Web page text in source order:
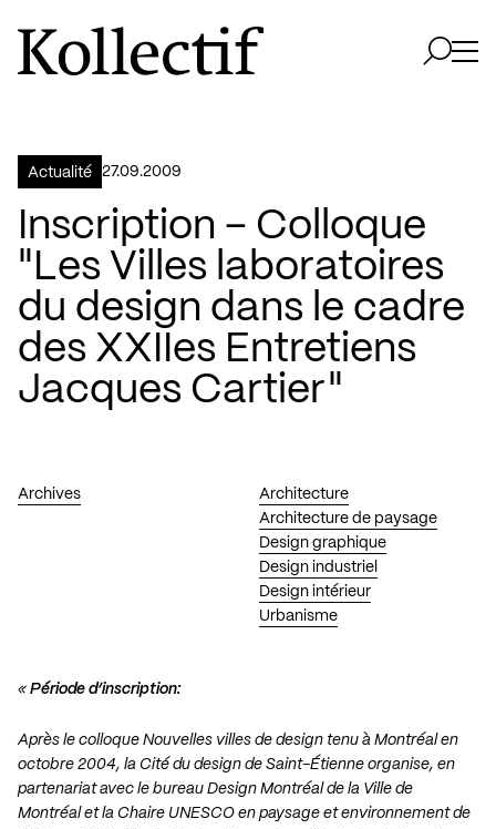
Aller à la page d'accueil
Logo Kollectif
Actualité 27.09.2009
Inscription – Colloque
"Les Villes laboratoires
du design dans le cadre
des XXIIes Entretiens
Jacques Cartier"
Archives
Architecture
Architecture de paysage
Design graphique
Design industriel
Design intérieur
Urbanisme
« Période d’inscription:
Après le colloque Nouvelles villes de design tenu à Montréal en
octobre 2004, la Cité du design de Saint-Étienne organise, en
partenariat avec le bureau Design Montréal de la Ville de
Montréal et la Chaire UNESCO en paysage et environnement de